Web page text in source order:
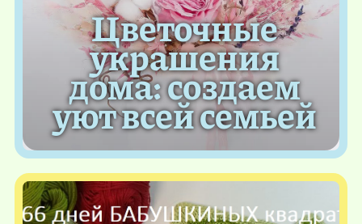
Цветочные
украшения
дома: создаем
уют всей семьей